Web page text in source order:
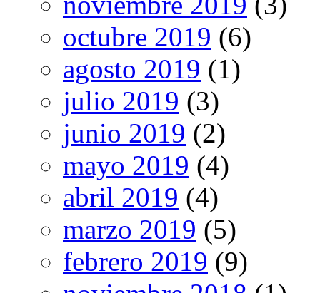
octubre 2019 (6)
agosto 2019 (1)
julio 2019 (3)
junio 2019 (2)
mayo 2019 (4)
abril 2019 (4)
marzo 2019 (5)
febrero 2019 (9)